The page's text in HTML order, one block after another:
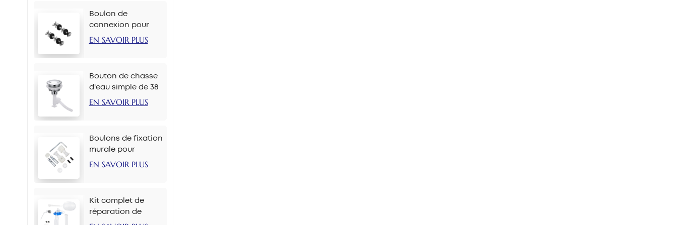
Boulon de
connexion pour
réservoir de toilette
EN SAVOIR PLUS
Bouton de chasse
d'eau simple de 38
mm pour chaîne
EN SAVOIR PLUS
Boulons de fixation
murale pour
toilettes M12 x 70
EN SAVOIR PLUS
Kit complet de
réparation de
réservoir de toilette